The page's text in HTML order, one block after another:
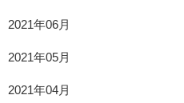
2021年06月
2021年05月
2021年04月